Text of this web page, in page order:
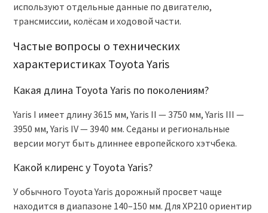
используют отдельные данные по двигателю,
трансмиссии, колёсам и ходовой части.
Частые вопросы о технических
характеристиках Toyota Yaris
Какая длина Toyota Yaris по поколениям?
Yaris I имеет длину 3615 мм, Yaris II — 3750 мм, Yaris III —
3950 мм, Yaris IV — 3940 мм. Седаны и региональные
версии могут быть длиннее европейского хэтчбека.
Какой клиренс у Toyota Yaris?
У обычного Toyota Yaris дорожный просвет чаще
находится в диапазоне 140–150 мм. Для XP210 ориентир